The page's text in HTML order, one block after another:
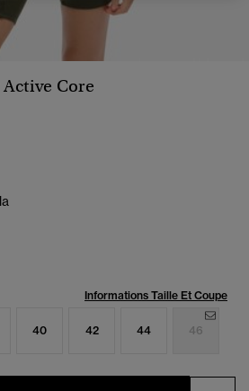
4 5
Core
Informations Taille Et Coupe
40 42 44 46